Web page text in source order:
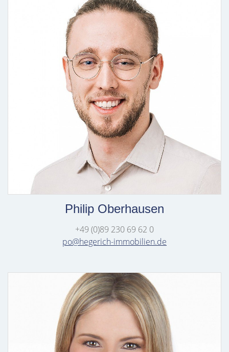
Philip Oberhausen
+49 (0)89 230 69 62 0
po@hegerich-immobilien.de